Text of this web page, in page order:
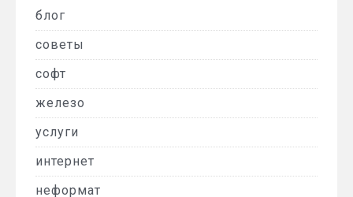
блог
советы
софт
железо
услуги
интернет
неформат